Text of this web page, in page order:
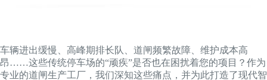
车辆进出缓慢、高峰期排长队、道闸频繁故障、维护成本高
昂……这些传统停车场的“顽疾”是否也在困扰着您的项目？作为
专业的道闸生产工厂，我们深知这些痛点，并为此打造了现代智